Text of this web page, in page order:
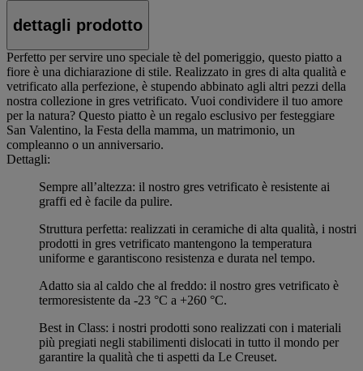
dettagli prodotto
Perfetto per servire uno speciale tè del pomeriggio, questo piatto a
fiore è una dichiarazione di stile. Realizzato in gres di alta qualità e
vetrificato alla perfezione, è stupendo abbinato agli altri pezzi della
nostra collezione in gres vetrificato. Vuoi condividere il tuo amore
per la natura? Questo piatto è un regalo esclusivo per festeggiare
San Valentino, la Festa della mamma, un matrimonio, un
compleanno o un anniversario.
Dettagli:
Sempre all’altezza: il nostro gres vetrificato è resistente ai
graffi ed è facile da pulire.
Struttura perfetta: realizzati in ceramiche di alta qualità, i nostri
prodotti in gres vetrificato mantengono la temperatura
uniforme e garantiscono resistenza e durata nel tempo.
Adatto sia al caldo che al freddo: il nostro gres vetrificato è
termoresistente da -23 °C a +260 °C.
Best in Class: i nostri prodotti sono realizzati con i materiali
più pregiati negli stabilimenti dislocati in tutto il mondo per
garantire la qualità che ti aspetti da Le Creuset.